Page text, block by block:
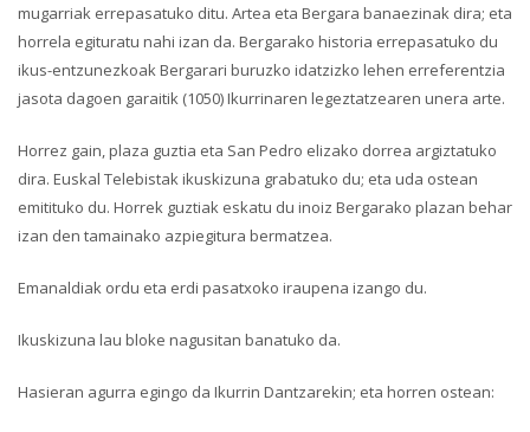
mugarriak errepasatuko ditu. Artea eta Bergara banaezinak dira; eta
horrela egituratu nahi izan da. Bergarako historia errepasatuko du
ikus-entzunezkoak Bergarari buruzko idatzizko lehen erreferentzia
jasota dagoen garaitik (1050) Ikurrinaren legeztatzearen unera arte.
Horrez gain, plaza guztia eta San Pedro elizako dorrea argiztatuko
dira. Euskal Telebistak ikuskizuna grabatuko du; eta uda ostean
emitituko du. Horrek guztiak eskatu du inoiz Bergarako plazan behar
izan den tamainako azpiegitura bermatzea.
Emanaldiak ordu eta erdi pasatxoko iraupena izango du.
Ikuskizuna lau bloke nagusitan banatuko da.
Hasieran agurra egingo da Ikurrin Dantzarekin; eta horren ostean: